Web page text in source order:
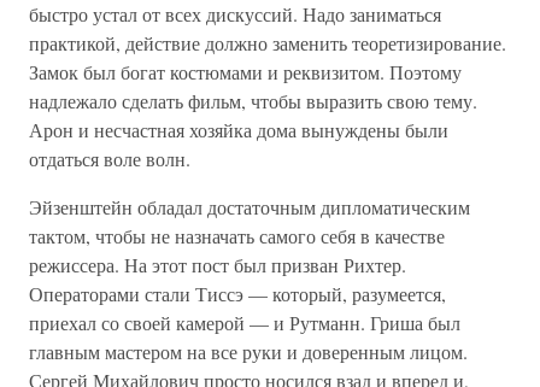
быстро устал от всех дискуссий. Надо заниматься
практикой, действие должно заменить теоретизирование.
Замок был богат костюмами и реквизитом. Поэтому
надлежало сделать фильм, чтобы выразить свою тему.
Арон и несчастная хозяйка дома вынуждены были
отдаться воле волн.
Эйзенштейн обладал достаточным дипломатическим
тактом, чтобы не назначать самого себя в качестве
режиссера. На этот пост был призван Рихтер.
Операторами стали Тиссэ — который, разумеется,
приехал со своей камерой — и Рутманн. Гриша был
главным мастером на все руки и доверенным лицом.
Сергей Михайлович просто носился взад и вперед и,